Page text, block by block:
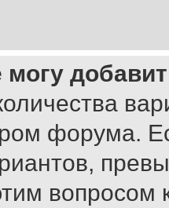
форума.
вопросом